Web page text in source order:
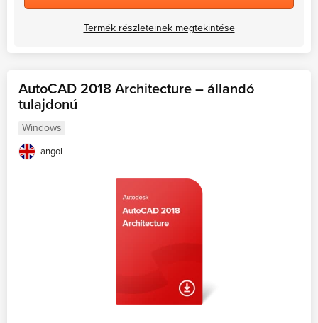
Termék részleteinek megtekintése
AutoCAD 2018 Architecture – állandó
tulajdonú
Windows
angol